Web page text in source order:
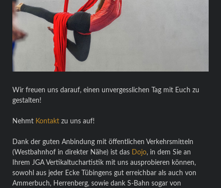
Wir freuen uns darauf, einen unvergesslichen Tag mit Euch zu
gestalten!
Nehmt Kontaktzu uns auf!
Dank der guten Anbindung mit öffentlichen Verkehrsmitteln
(Westbahnhof in direkter Nähe) ist das Dojo, in dem Sie an
Ihrem JGA Vertikaltuchartistik mit uns ausprobieren können,
sowohl aus jeder Ecke Tübingens gut erreichbar als auch von
Ammerbuch, Herrenberg, sowie dank S-Bahn sogar von